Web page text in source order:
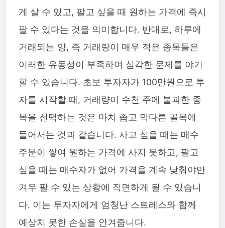
게 살 수 있고, 팔고 싶을 때 원하는 가격에 즉시
팔 수 있다는 것을 의미합니다. 반대로, 하루에
거래되는 양, 즉 거래량이 매우 적은 종목들은
이러한 유동성이 부족하여 심각한 문제를 야기
할 수 있습니다. 초보 투자자가 100만원으로 투
자를 시작할 때, 거래량이 수천 주에 불과한 종
목을 선택하는 것은 마치 좁고 막다른 골목에
들어서는 것과 같습니다. 사고 싶을 때는 매수
주문이 쌓여 원하는 가격에 사지 못하고, 팔고
싶을 때는 매수자가 없어 가격을 계속 낮춰야만
겨우 팔 수 있는 상황에 직면하게 될 수 있습니
다. 이는 투자자에게 엄청난 스트레스와 함께
예상치 못한 손실을 안겨줍니다.